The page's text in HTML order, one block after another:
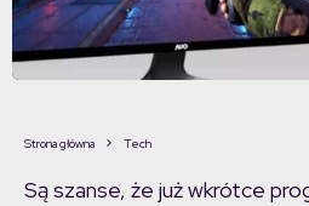
Strona główna Tech
Są szanse, że już wkrótce